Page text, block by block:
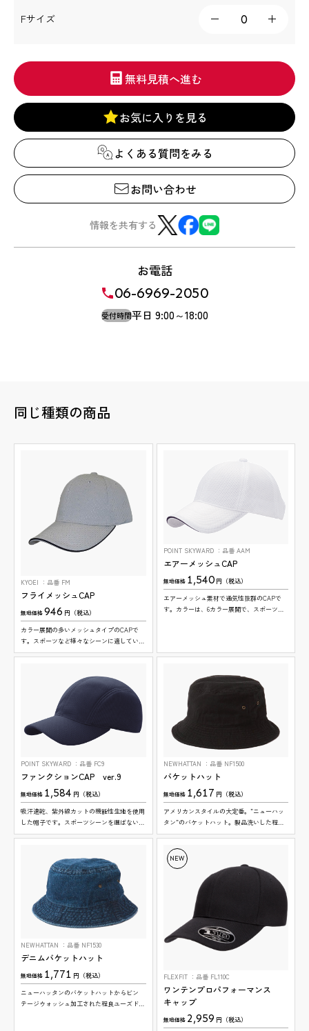
Fサイズ
無料見積へ進む
お気に入りを見る
よくある質問をみる
お問い合わせ
情報を共有する
お電話
06-6969-2050
受付時間平日 9:00～18:00
同じ種類の商品
KYOEI 品番 FM
フライメッシュCAP
無地価格946 円（税込）
カラー展開の多いメッシュタイプのCAPで
す。スポーツなど様々なシーンに適していま
す。
POINT SKYWARD 品番 AAM
エアーメッシュCAP
無地価格 1,540 円（税込）
エアーメッシュ素材で通気性抜群のCAPで
す。カラーは、6カラー展開で、スポーツな
POINT SKYWARD 品番 FC9
ファンクションCAP ver.9
無地価格 1,584 円（税込）
吸汗速乾、紫外線カットの機能性生地を使用
した帽子です。スポーツシーンを選ばない次
世代CAPです。
NEWHATTAN 品番 NF1500
バケットハット
無地価格 1,617 円（税込）
アメリカンスタイルの大定番。”ニューハッ
タン”のバケットハット。製品洗いした程よ
いユーズド感が魅力的なアイテムです。
NEWHATTAN 品番 NF1530
デニムバケットハット
無地価格 1,771 円（税込）
ニューハッタンのバケットハットからビン
テージウォッシュ加工された程良ユーズド感
NEW
FLEXFIT 品番 FL110C
ワンテンプロパフォーマンス
キャップ
無地価格 2,959 円（税込）